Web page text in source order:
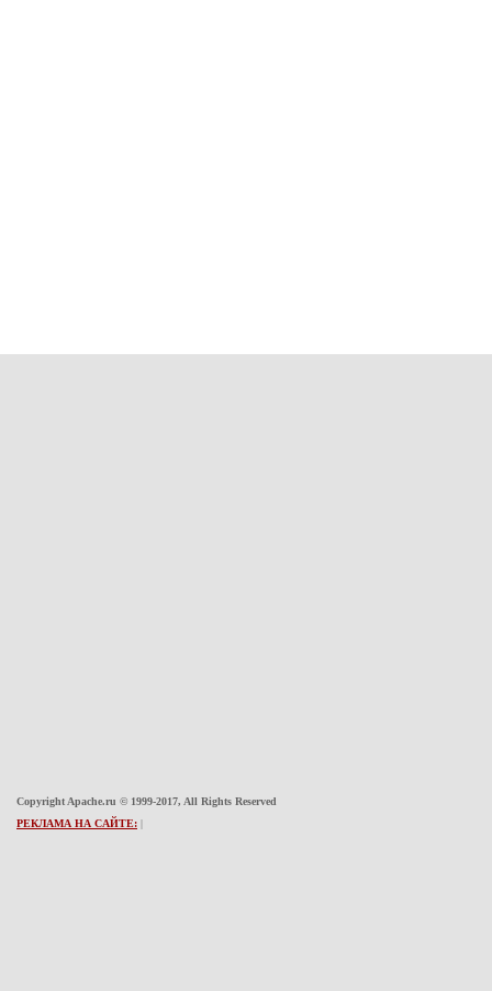
Copyright Apache.ru © 1999-2017, All Rights Reserved
РЕКЛАМА НА САЙТЕ: |